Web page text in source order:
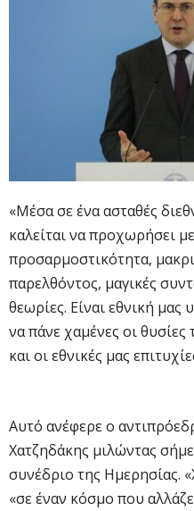
«Μέσα σε ένα ασταθές
καλείται να προχωρήσει
προσαρμοστικότητα,
παρελθόντος, μαγικές
θεωρίες. Είναι εθνική
να πάνε χαμένες οι θυσίες
και οι εθνικές μας
Αυτό ανέφερε ο
Χατζηδάκης μιλώντας
συνέδριο της Ημερησίας.
«σε έναν κόσμο που